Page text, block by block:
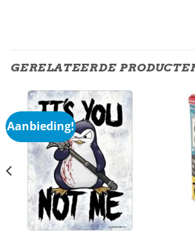
GERELATEERDE
Aanbieding!